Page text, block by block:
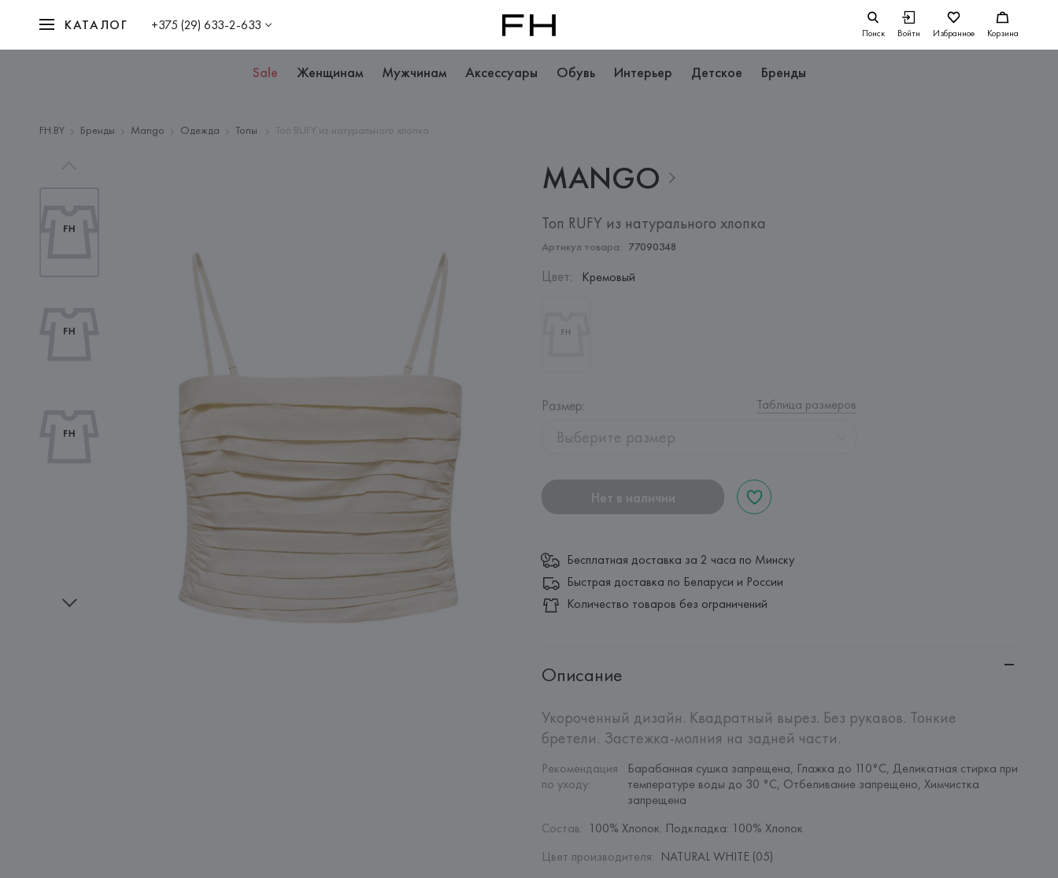
КАТАЛОГ +375 (29) 633-2-633 Поиск Войти Избранное Корзина
Sale Женщинам Мужчинам Аксессуары Обувь Интерьер Детское Бренды
FH.BY Бренды Mango Одежда Топы Топ RUFY из натурального хлопка
MANGO
Топ RUFY из натурального хлопка
Артикул товара: 77090348
Цвет: Кремовый
Размер: Таблица размеров
Выберите размер
Нет в наличии
Бесплатная доставка за 2 часа по Минску
Быстрая доставка по Беларуси и России
Количество товаров без ограничений
Описание
Укороченный дизайн. Квадратный вырез. Без рукавов. Тонкие
бретели. Застежка-молния на задней части.
Рекомендация
по уходу:
Барабанная сушка запрещена, Глажка до 110°C, Деликатная стирка при
температуре воды до 30 °C, Отбеливание запрещено, Химчистка
запрещена
Состав: 100% Хлопок. Подкладка: 100% Хлопок
Цвет производителя: NATURAL WHITE (05)